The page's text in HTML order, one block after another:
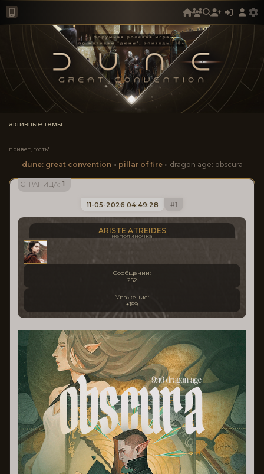
активные темы
привет, гость!
dune: great convention » pillar of fire » dragon age: obscura
СТРАНИЦА: 1
1
11-05-2026 04:49:28
ARISTE ATREIDES
неполиночка
Сообщений:
252
Уважение:
+159